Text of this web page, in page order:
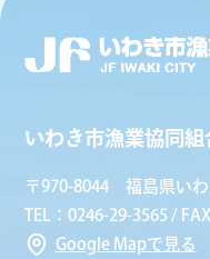
いわき市漁業協同組
〒970-8044 福島県いわ
TEL：0246-29-3565 /
Google Mapで見る